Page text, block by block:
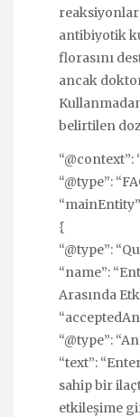
antibiyotik
florasını
ancak
belirtilen
“@context”:
“@type”:
{
“@type”:
“name”:
Arasında
“@type”:
“text”:
sahip bir
etkileşime